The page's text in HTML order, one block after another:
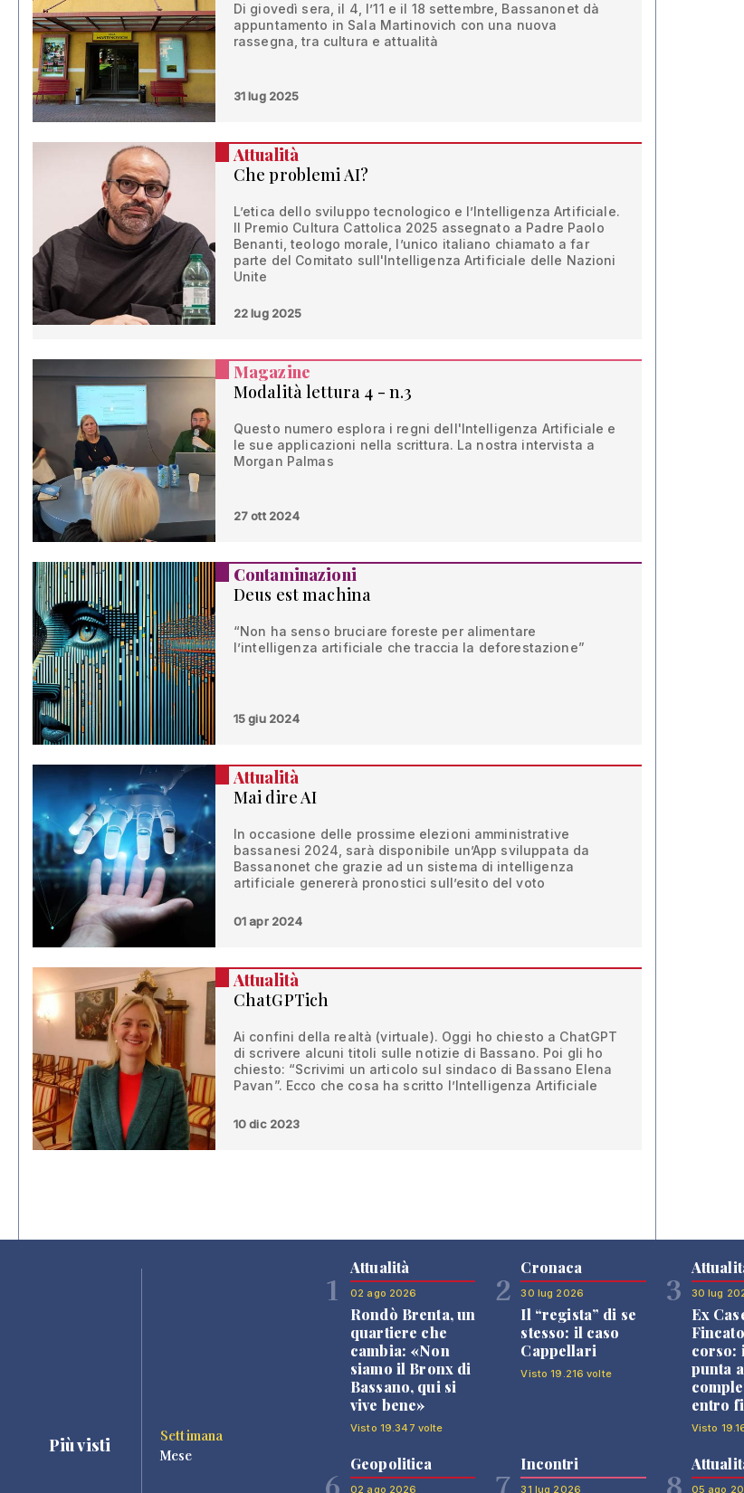
Di giovedì sera, il 4, l’11 e il 18 settembre, Bassanonet dà
appuntamento in Sala Martinovich con una nuova
rassegna, tra cultura e attualità
31 lug 2025
Attualità
Che problemi AI?
L’etica dello sviluppo tecnologico e l’Intelligenza Artificiale.
Il Premio Cultura Cattolica 2025 assegnato a Padre Paolo
Benanti, teologo morale, l’unico italiano chiamato a far
parte del Comitato sull'Intelligenza Artificiale delle Nazioni
Unite
22 lug 2025
Magazine
Modalità lettura 4 - n.3
Questo numero esplora i regni dell'Intelligenza Artificiale e
le sue applicazioni nella scrittura. La nostra intervista a
Morgan Palmas
27 ott 2024
Contaminazioni
Deus est machina
“Non ha senso bruciare foreste per alimentare
l’intelligenza artificiale che traccia la deforestazione”
15 giu 2024
Attualità
Mai dire AI
In occasione delle prossime elezioni amministrative
bassanesi 2024, sarà disponibile un’App sviluppata da
Bassanonet che grazie ad un sistema di intelligenza
artificiale genererà pronostici sull’esito del voto
01 apr 2024
Attualità
ChatGPTich
Ai confini della realtà (virtuale). Oggi ho chiesto a ChatGPT
di scrivere alcuni titoli sulle notizie di Bassano. Poi gli ho
chiesto: “Scrivimi un articolo sul sindaco di Bassano Elena
Pavan”. Ecco che cosa ha scritto l’Intelligenza Artificiale
10 dic 2023
Più visti
Settimana
Mese
1
Attualità
02 ago 2026
Rondò Brenta, un
quartiere che
cambia: «Non
siamo il Bronx di
Bassano, qui si
vive bene»
Visto 19.347 volte
2
Cronaca
30 lug 2026
Il “regista” di se
stesso: il caso
Cappellari
Visto 19.216 volte
3 30 lug
Ex
corso:
punta
entro
Visto
6
Geopolitica
02 ago 2026 7
Incontri
31 lug 2026 8 05 ago